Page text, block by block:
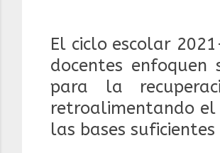
El ciclo escolar
docentes
para la
retroalimentando el
las bases